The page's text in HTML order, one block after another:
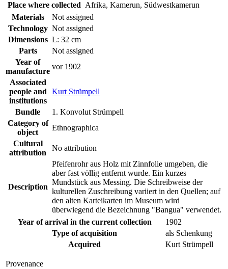
Place where collected Afrika, Kamerun, Südwestkamerun
Materials
Not assigned
Technology Not assigned
Dimensions L: 32 cm
Parts
Not assigned
Year of
manufacture
vor 1902
Associated
people and
institutions
Kurt Strümpell
Bundle
1. Konvolut Strümpell
Category of
object
Ethnographica
Cultural
attribution
No attribution
Description
Pfeifenrohr aus Holz mit Zinnfolie umgeben, die
aber fast völlig entfernt wurde. Ein kurzes
Mundstück aus Messing. Die Schreibweise der
kulturellen Zuschreibung variiert in den Quellen; auf
den alten Karteikarten im Museum wird
überwiegend die Bezeichnung "Bangua" verwendet.
Year of arrival in the current collection
1902
Type of acquisition
als Schenkung
Acquired
Kurt Strümpell
Provenance